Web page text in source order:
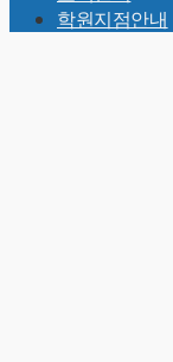
학원지점안내